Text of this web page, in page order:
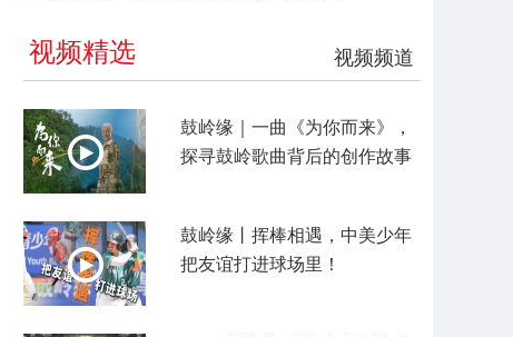
视频频道
视频精选
鼓岭缘｜一曲《为你而来》，
探寻鼓岭歌曲背后的创作故事
鼓岭缘丨挥棒相遇，中美少年
把友谊打进球场里！